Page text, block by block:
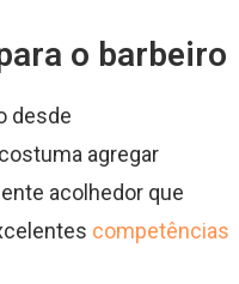
o barbeiro
desde
agregar
acolhedor que
competências